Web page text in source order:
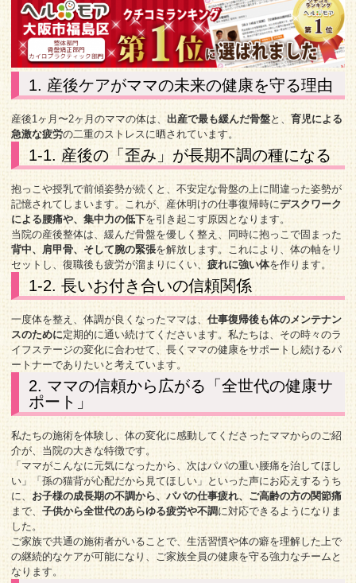
1. 産後ケアがママの未来の健康を守る理由
産後1ヶ月〜2ヶ月のママの体は、 出産で最も緩んだ骨盤と、育児による
急激な疲労の二重のストレスに晒されています。
1-1. 産後の「歪み」が長期不調の種になる
抱っこや授乳で前傾姿勢が続くと、不安定な骨盤の上に間違った姿勢が
記憶されてしまいます。これが、産休明けの仕事復帰時にデスクワーク
による腰痛や、集中力の低下を引き起こす原因となります。
当院の産後整体は、緩んだ骨盤を優しく整え、同時に抱っこで固まった
背中、肩甲骨、そして腕の緊張を解放します。これにより、体の軸をリ
セットし、復職後も疲労が溜まりにくい、 疲れに強い体を作ります。
1-2. 長いお付き合いの信頼関係
一度体を整え、体調が良くなったママは、仕事復帰後も体のメンテナン
スのために定期的に通い続けてくださいます。私たちは、その時々のラ
イフステージの変化に合わせて、長くママの健康をサポートし続けるパ
ートナーでありたいと考えています。
2. ママの信頼から広がる「全世代の健康サ
ポート」
私たちの施術を体験し、体の変化に感動してくださったママからのご紹
介が、当院の大きな特徴です。
「ママがこんなに元気になったから、次はパパの重い腰痛を治してほし
い」「孫の猫背が心配だから見てほしい」といった声にお応えするうち
に、 お子様の成長期の不調から、パパの仕事疲れ、ご高齢の方の関節痛
まで、 子供から全世代のあらゆる疲労や不調に対応できるようになりま
した。
ご家族で共通の施術者がいることで、生活習慣や体の癖を理解した上で
の継続的なケアが可能になり、ご家族全員の健康を守る強力なチームと
なります。